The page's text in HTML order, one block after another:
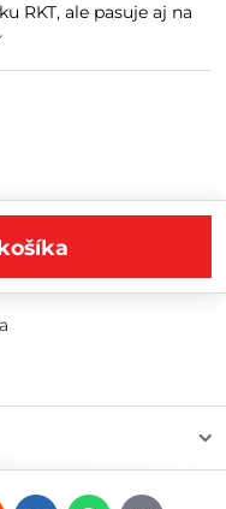
RKT, ale pasuje aj na
košíka